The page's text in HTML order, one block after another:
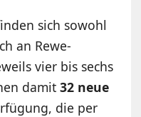
sich sowohl
an Rewe-
vier bis sechs
damit32 neue
die per